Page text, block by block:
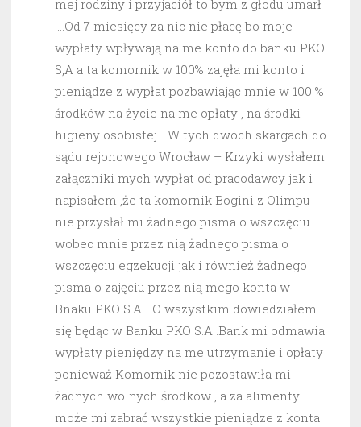
mej rodziny i przyjaciół to bym z głodu umarł
….Od 7 miesięcy za nic nie płacę bo moje
wypłaty wpływają na me konto do banku PKO
S,A a ta komornik w 100% zajęła mi konto i
pieniądze z wypłat pozbawiając mnie w 100 %
środków na życie na me opłaty , na środki
higieny osobistej …W tych dwóch skargach do
sądu rejonowego Wrocław – Krzyki wysłałem
załączniki mych wypłat od pracodawcy jak i
napisałem ,że ta komornik Bogini z Olimpu
nie przysłał mi żadnego pisma o wszczęciu
wobec mnie przez nią żadnego pisma o
wszczęciu egzekucji jak i również żadnego
pisma o zajęciu przez nią mego konta w
Bnaku PKO S.A… O wszystkim dowiedziałem
się będąc w Banku PKO S.A .Bank mi odmawia
wypłaty pieniędzy na me utrzymanie i opłaty
ponieważ Komornik nie pozostawiła mi
żadnych wolnych środków , a za alimenty
może mi zabrać wszystkie pieniądze z konta